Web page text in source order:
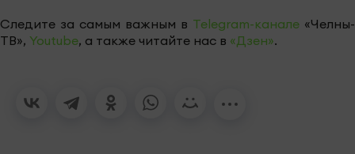
Следите за самым важным в Telegram-канале «Челны-
ТВ», Youtube, а также читайте нас в «Дзен».